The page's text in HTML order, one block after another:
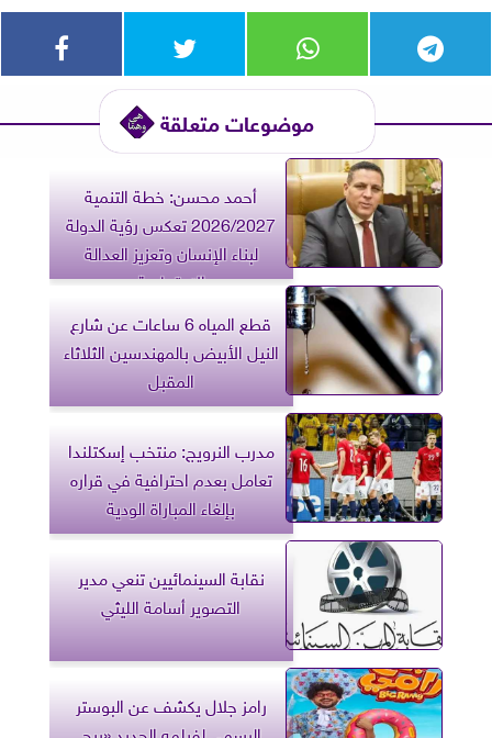
موضوعات متعلقة
أحمد محسن: خطة التنمية
2026/2027 تعكس رؤية الدولة
لبناء الإنسان وتعزيز العدالة
الاجتماعية
قطع المياه 6 ساعات عن شارع
النيل الأبيض بالمهندسين الثلاثاء
المقبل
مدرب النرويج: منتخب إسكتلندا
تعامل بعدم احترافية في قراره
بإلغاء المباراة الودية
نقابة السينمائيين تنعي مدير
التصوير أسامة الليثي
رامز جلال يكشف عن البوستر